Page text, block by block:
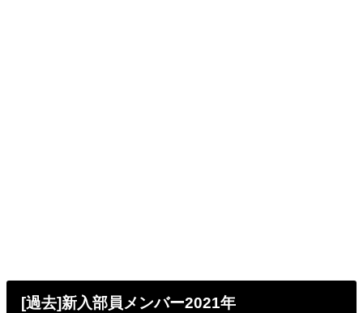
[過去]新入部員メンバー2021年